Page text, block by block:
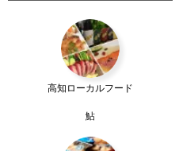
高知ローカルフード
鮎